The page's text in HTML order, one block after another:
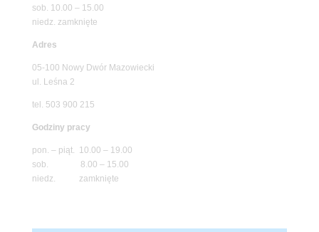
sob. 10.00 – 15.00
niedz. zamknięte
Adres
05-100 Nowy Dwór Mazowiecki
ul. Leśna 2
tel. 503 900 215
Godziny pracy
pon. – piąt. 10.00 – 19.00
sob. 8.00 – 15.00
niedz. zamknięte